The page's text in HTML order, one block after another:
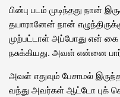
பின்பு படம் முடிந்தது நான்
தயாரானேன் நான்
முற்பட்டாள் அப்போது என்
நசுக்கியது. அவள் என்னை
அவள் எதுவும் பேசாமல்
வந்து அவர்கள் ஆட்டோ புக்